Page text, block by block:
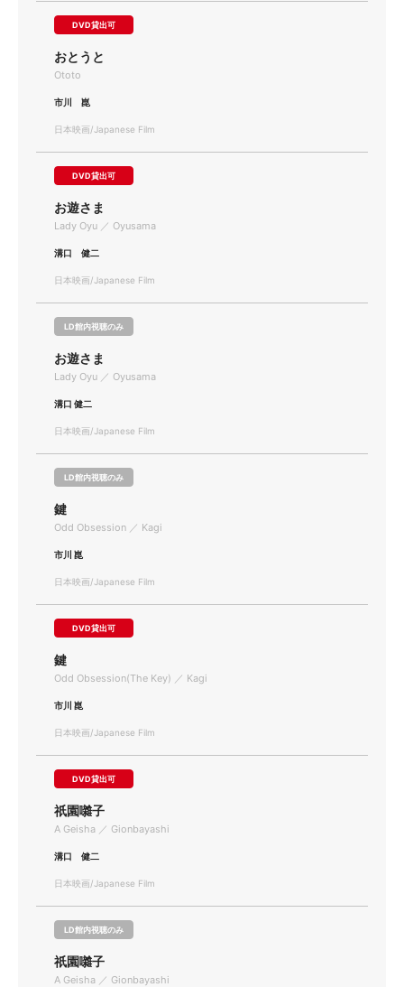
DVD貸出可
おとうと
Ototo
市川 崑
日本映画/Japanese Film
DVD貸出可
お遊さま
Lady Oyu ／ Oyusama
溝口 健二
日本映画/Japanese Film
LD館内視聴のみ
お遊さま
Lady Oyu ／ Oyusama
溝口 健二
日本映画/Japanese Film
LD館内視聴のみ
鍵
Odd Obsession ／ Kagi
市川 崑
日本映画/Japanese Film
DVD貸出可
鍵
Odd Obsession(The Key) ／ Kagi
市川 崑
日本映画/Japanese Film
DVD貸出可
祇園囃子
A Geisha ／ Gionbayashi
溝口 健二
日本映画/Japanese Film
LD館内視聴のみ
祇園囃子
A Geisha ／ Gionbayashi